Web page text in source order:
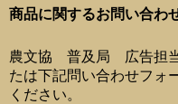
商品に関するお問い合わ
農文協 普及局 広告担当
たは下記問い合わせフォ
ください。